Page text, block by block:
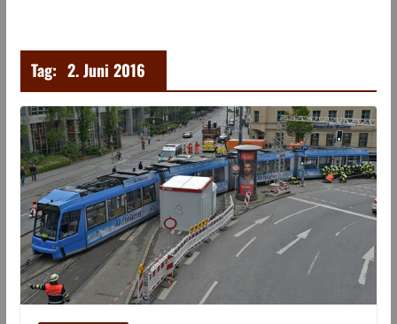
Tag: 2. Juni 2016